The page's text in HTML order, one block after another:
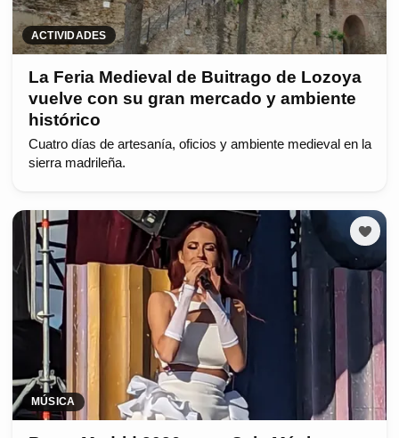
ACTIVIDADES
La Feria Medieval de Buitrago de Lozoya
vuelve con su gran mercado y ambiente
histórico
Cuatro días de artesanía, oficios y ambiente medieval en la
sierra madrileña.
MÚSICA